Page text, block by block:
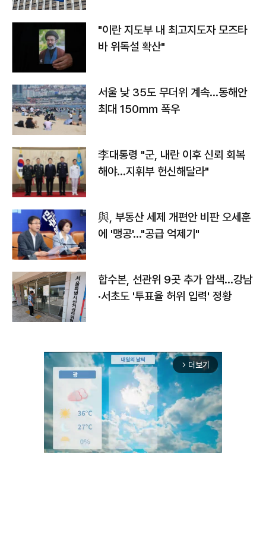
"이란 지도부 내 최고지도자 모즈타
바 위독설 확산"
서울 낮 35도 무더위 계속…동해안
최대 150㎜ 폭우
李대통령 "군, 내란 이후 신뢰 회복
해야…지휘부 헌신해달라"
與, 부동산 세제 개편안 비판 오세훈
에 '맹공'…"공급 억제기"
합수본, 선관위 9곳 추가 압색…강남
·서초도 '투표율 허위 입력' 정황
arrow_forward_ios 더보기